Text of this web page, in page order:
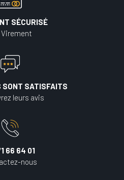
SÉCURISÉ
Virement
SONT SATISFAITS
leurs avis
66 64 01
nous